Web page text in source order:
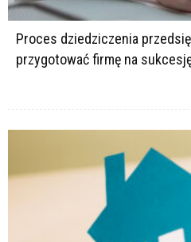
Proces dziedziczenia
przygotować firmę na